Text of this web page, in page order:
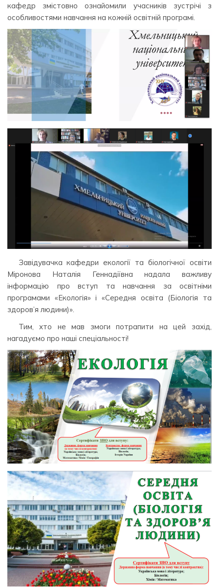
кафедр змістовно ознайомили учасників зустрічі з
особливостями навчання на кожній освітній програмі.
Завідувачка кафедри екології та біологічної освіти
Міронова Наталія Геннадіївна надала важливу
інформацію про вступ та навчання за освітніми
програмами «Екологія» і «Середня освіта (Біологія та
здоров’я людини)».
Тим, хто не мав змоги потрапити на цей захід,
нагадуємо про наші спеціальності!